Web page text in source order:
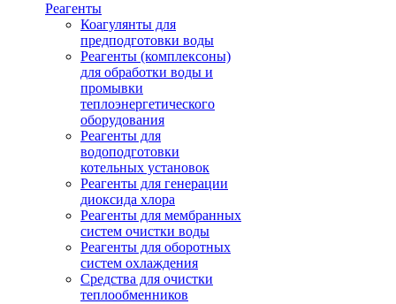
Реагенты
Коагулянты для
предподготовки воды
Реагенты (комплексоны)
для обработки воды и
промывки
теплоэнергетического
оборудования
Реагенты для
водоподготовки
котельных установок
Реагенты для генерации
диоксида хлора
Реагенты для мембранных
систем очистки воды
Реагенты для оборотных
систем охлаждения
Средства для очистки
теплообменников